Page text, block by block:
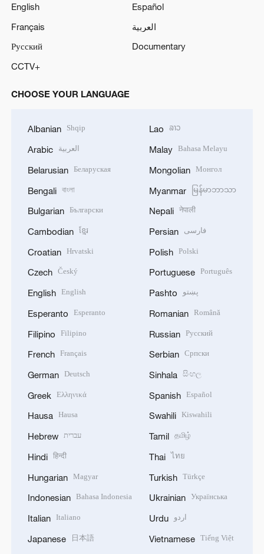
English
Español
Français
العربية
Русский
Documentary
CCTV+
CHOOSE YOUR LANGUAGE
Albanian Shqip
Arabic العربية
Belarusian Беларуская
Bengali বাংলা
Bulgarian Български
Cambodian ខ្មែរ
Croatian Hrvatski
Czech Český
English English
Esperanto Esperanto
Filipino Filipino
French Français
German Deutsch
Greek Ελληνικά
Hausa Hausa
Hebrew עברית
Hindi हिन्दी
Hungarian Magyar
Indonesian Bahasa Indonesia
Italian Italiano
Japanese 日本語
Lao ລາວ
Malay Bahasa Melayu
Mongolian Монгол
Myanmar မြန်မာဘာသာ
Nepali नेपाली
Persian فارسی
Polish Polski
Portuguese Português
Pashto پښتو
Romanian Română
Russian Русский
Serbian Српски
Sinhala සිංහල
Spanish Español
Swahili Kiswahili
Tamil தமிழ்
Thai ไทย
Turkish Türkçe
Ukrainian Українська
Urdu اردو
Vietnamese Tiếng Việt